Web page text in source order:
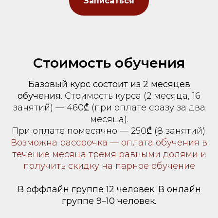
Стоимость обучения
Базовый курс состоит из 2 месяцев
обучения. Стоимость курса (2 месяца, 16
занятий) — 460₾ (при оплате сразу за два
месяца).
При оплате помесячно — 250₾ (8 занятий).
Возможна рассрочка — оплата обучения в
течение месяца тремя равными долями и
получить скидку на парное обучение
В оффлайн группе 12 человек. В онлайн
группе 9–10 человек.